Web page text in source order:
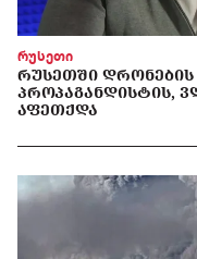
რუსეთი
ᲠᲣᲡᲔᲗᲨᲘ ᲓᲠᲝᲜᲔᲑᲘᲡ
ᲞᲠᲝᲞᲐᲒᲐᲜᲓᲘᲡᲢᲘᲡ,
ᲐᲤᲔᲗᲥᲓᲐ